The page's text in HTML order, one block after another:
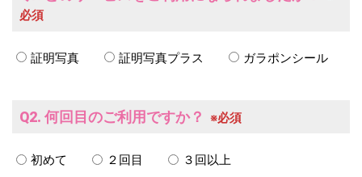
必須
証明写真 証明写真プラス ガラポンシール
Q2. 何回目のご利用ですか？ ※必須
初めて ２回目 ３回以上